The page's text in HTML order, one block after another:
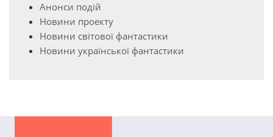
Анонси подій
Новини проекту
Новини світової фантастики
Новини української фантастики